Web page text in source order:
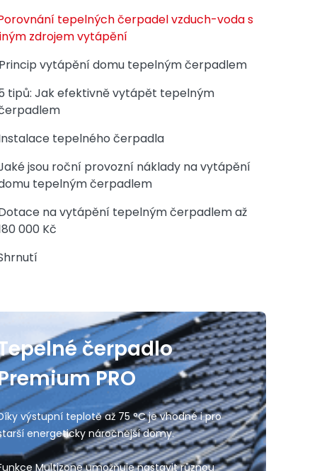
tepelných čerpadel vzduch-voda s
zdrojem vytápění
Princip vytápění domu tepelným čerpadlem
tipů: Jak efektivně vytápět tepelným
tepelného čerpadla
jsou roční provozní náklady na vytápění
tepelným čerpadlem
na vytápění tepelným čerpadlem až
000 Kč
čerpadlo
PRO
výstupní teplotě až 75 °C je vhodné i pro
energeticky náročnější domy.
Multizone umožňuje nastavit různou
Z
vody